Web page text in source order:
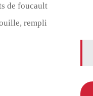
de foucault
rempli